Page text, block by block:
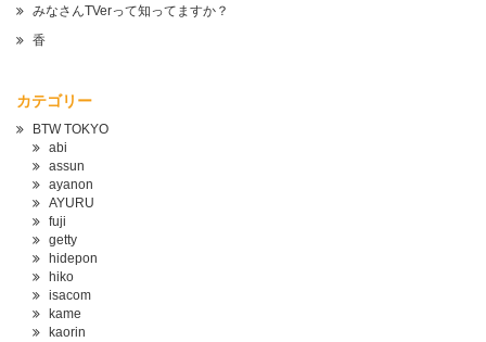
みなさんTVerって知ってますか？
香
カテゴリー
BTW TOKYO
abi
assun
ayanon
AYURU
fuji
getty
hidepon
hiko
isacom
kame
kaorin